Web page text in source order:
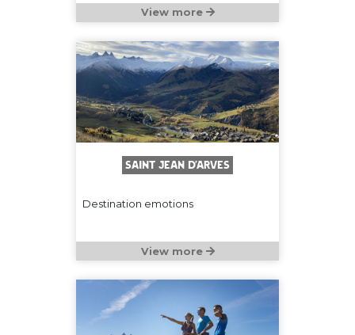
View more
Saint Jean d'Arves
Destination emotions
View more